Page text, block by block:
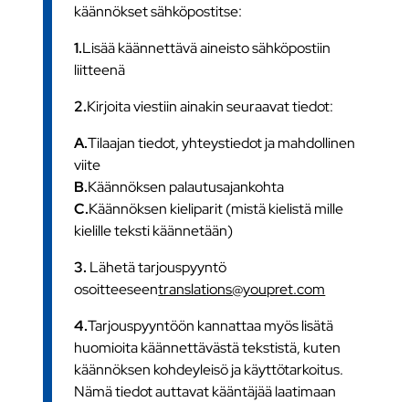
käännökset sähköpostitse:
1.Lisää käännettävä aineisto sähköpostiin
liitteenä
2.Kirjoita viestiin ainakin seuraavat tiedot:
A.Tilaajan tiedot, yhteystiedot ja mahdollinen
viite
B.Käännöksen palautusajankohta
C.Käännöksen kieliparit (mistä kielistä mille
kielille teksti käännetään)
3. Lähetä tarjouspyyntö
osoitteeseentranslations@youpret.com
4.Tarjouspyyntöön kannattaa myös lisätä
huomioita käännettävästä tekstistä, kuten
käännöksen kohdeyleisö ja käyttötarkoitus.
Nämä tiedot auttavat kääntäjää laatimaan